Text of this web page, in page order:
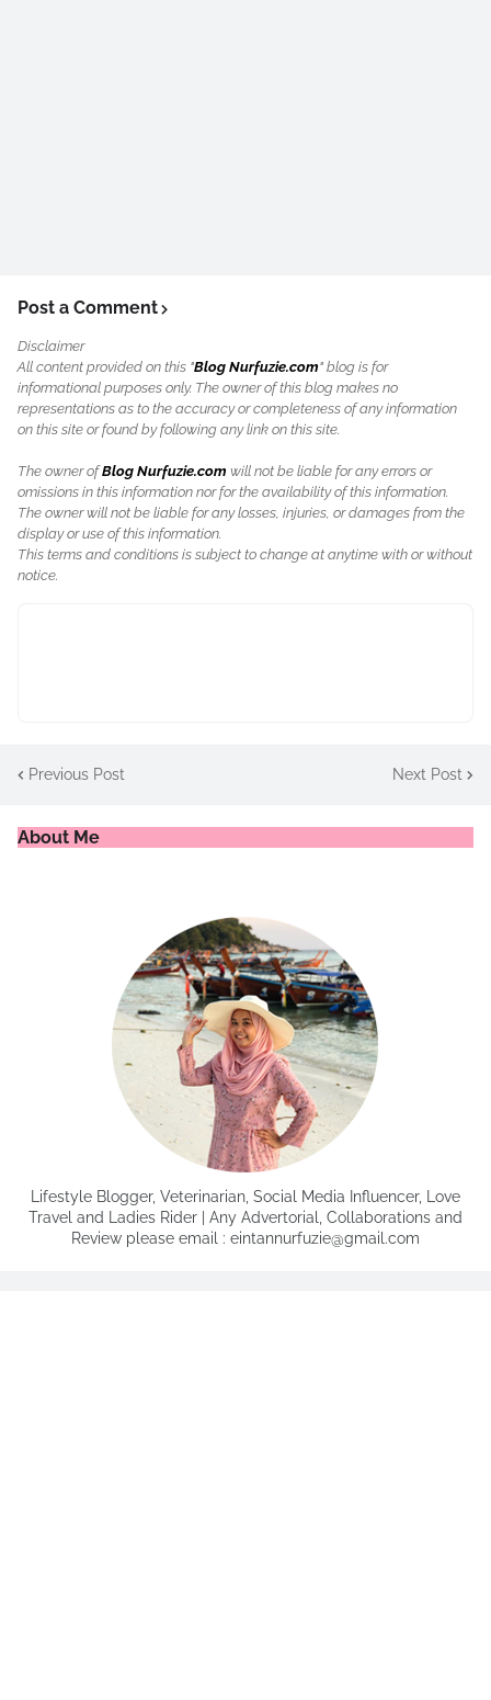
Post a Comment
Disclaimer
All content provided on this "Blog Nurfuzie.com" blog is for
informational purposes only. The owner of this blog makes no
representations as to the accuracy or completeness of any information
on this site or found by following any link on this site.
The owner ofBlog Nurfuzie.com will not be liable for any errors or
omissions in this information nor for the availability of this information.
The owner will not be liable for any losses, injuries, or damages from the
display or use of this information.
This terms and conditions is subject to change at anytime with or without
notice.
Previous Post Next Post
About Me
Lifestyle Blogger, Veterinarian, Social Media Influencer, Love
Travel and Ladies Rider | Any Advertorial, Collaborations and
Review please email : eintannurfuzie@gmail.com